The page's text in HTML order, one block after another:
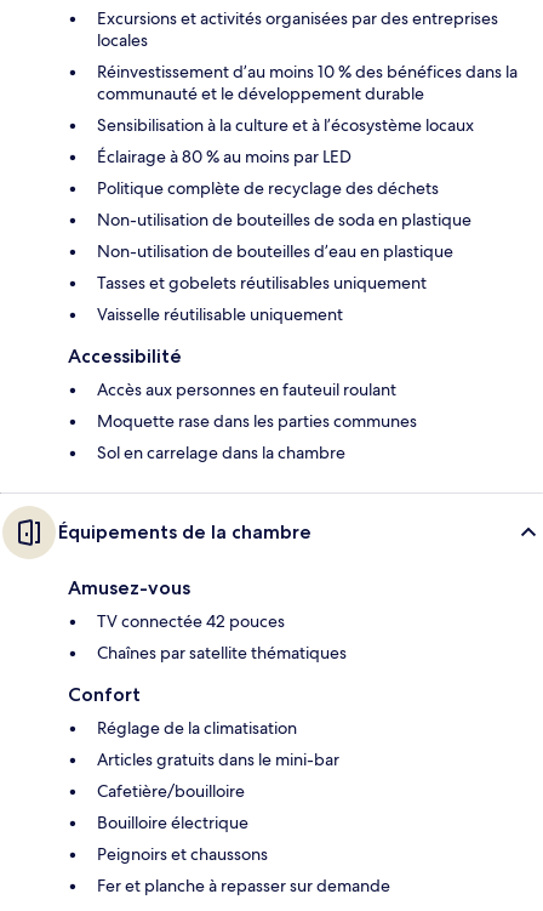
Excursions et activités organisées par des entreprises
locales
Réinvestissement d’au moins 10 % des bénéfices dans la
communauté et le développement durable
Sensibilisation à la culture et à l’écosystème locaux
Éclairage à 80 % au moins par LED
Politique complète de recyclage des déchets
Non-utilisation de bouteilles de soda en plastique
Non-utilisation de bouteilles d’eau en plastique
Tasses et gobelets réutilisables uniquement
Vaisselle réutilisable uniquement
Accessibilité
Accès aux personnes en fauteuil roulant
Moquette rase dans les parties communes
Sol en carrelage dans la chambre
Équipements de la chambre
Amusez-vous
TV connectée 42 pouces
Chaînes par satellite thématiques
Confort
Réglage de la climatisation
Articles gratuits dans le mini-bar
Cafetière/bouilloire
Bouilloire électrique
Peignoirs et chaussons
Fer et planche à repasser sur demande